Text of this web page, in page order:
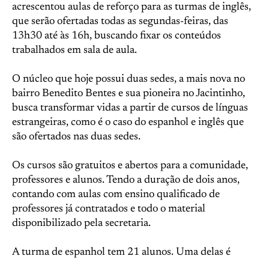
acrescentou aulas de reforço para as turmas de inglês,
que serão ofertadas todas as segundas-feiras, das
13h30 até às 16h, buscando fixar os conteúdos
trabalhados em sala de aula.
O núcleo que hoje possui duas sedes, a mais nova no
bairro Benedito Bentes e sua pioneira no Jacintinho,
busca transformar vidas a partir de cursos de línguas
estrangeiras, como é o caso do espanhol e inglês que
são ofertados nas duas sedes.
Os cursos são gratuitos e abertos para a comunidade,
professores e alunos. Tendo a duração de dois anos,
contando com aulas com ensino qualificado de
professores já contratados e todo o material
disponibilizado pela secretaria.
A turma de espanhol tem 21 alunos. Uma delas é